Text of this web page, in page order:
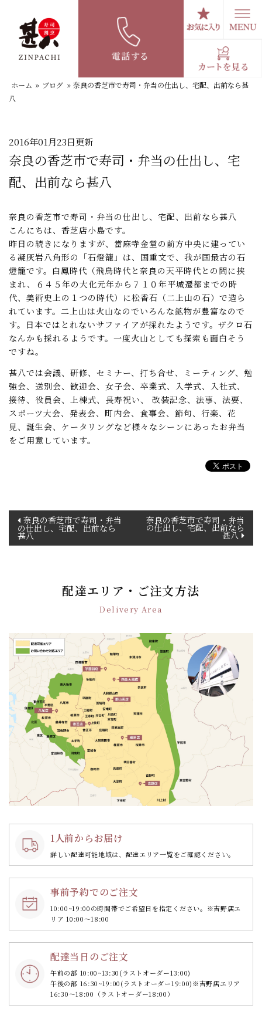
スタッフブログ
ホーム » ブログ » 奈良の香芝市で寿司・弁当の仕出し、宅配、出前なら甚
八
2016年01月23日更新
奈良の香芝市で寿司・弁当の仕出し、宅
配、出前なら甚八
奈良の香芝市で寿司・弁当の仕出し、宅配、出前なら甚八
こんにちは、香芝店小島です。
昨日の続きになりますが、當麻寺金堂の前方中央に建ってい
る凝灰岩八角形の「石燈籠」は、国重文で、我が国最古の石
燈籠です。白鳳時代（飛鳥時代と奈良の天平時代との間に挟
まれ、６４５年の大化元年から７１０年平城遷都までの時
代、美術史上の１つの時代）に松香石（二上山の石）で造ら
れています。二上山は火山なのでいろんな鉱物が豊富なので
す。日本ではとれないサファイアが採れたようです。ザクロ石
なんかも採れるようです。一度火山としても探索も面白そう
ですね。
甚八では会議、研修、セミナー、打ち合せ、ミーティング、勉
強会、送別会、歓迎会、女子会、卒業式、入学式、入社式、
接待、役員会、上棟式、長寿祝い、 改装記念、法事、法要、
スポーツ大会、発表会、町内会、食事会、節句、行楽、花
見、誕生会、ケータリングなど様々なシーンにあったお弁当
をご用意しています。
ナ
奈良の香芝市で寿司・弁当
の仕出し、宅配、出前なら
甚八
奈良の香芝市で寿司・弁当
の仕出し、宅配、出前なら
甚八
配達エリア・ご注文方法
Delivery Area
1人前からお届け
詳しい配達可能地域は、配達エリア一覧をご確認ください。
事前予約でのご注文
10:00~19:00の時間帯でご希望日を指定ください。 ※吉野店エ
リア 10:00～18:00
配達当日のご注文
午前の部 10:00~13:30(ラストオーダー13:00)
午後の部 16:30~19:00(ラストオーダー19:00)※吉野店エリア
16:30～18:00（ラストオーダー18:00）